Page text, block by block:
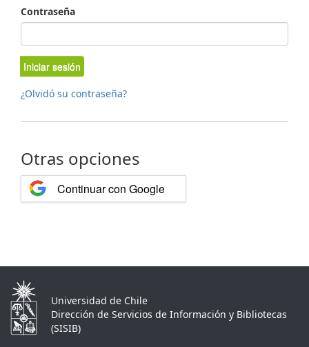
Contraseña
Iniciar sesión
¿Olvidó su contraseña?
Otras opciones
Continuar con Google
Universidad de Chile
Dirección de Servicios de Información y Bibliotecas
(SISIB)